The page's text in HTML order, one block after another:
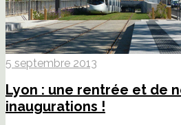
5 septembre 2013
Lyon : une rentrée et de
inaugurations !